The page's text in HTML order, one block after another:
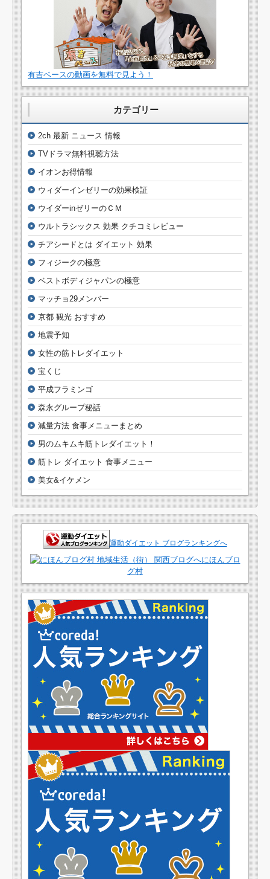
有吉ベースの動画を無料で見よう！
カテゴリー
2ch 最新 ニュース 情報
TVドラマ無料視聴方法
イオンお得情報
ウィダーインゼリーの効果検証
ウイダーinゼリーのＣＭ
ウルトラシックス 効果 クチコミレビュー
チアシードとは ダイエット 効果
フィジークの極意
ベストボディジャパンの極意
マッチョ29メンバー
京都 観光 おすすめ
地震予知
女性の筋トレダイエット
宝くじ
平成フラミンゴ
森永グループ秘話
減量方法 食事メニューまとめ
男のムキムキ筋トレダイエット！
筋トレ ダイエット 食事メニュー
美女&イケメン
運動ダイエット ブログランキングへ
にほんブロ
グ村